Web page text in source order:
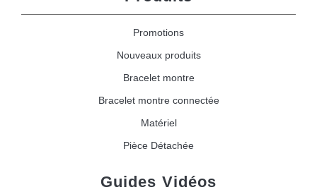
Promotions
Nouveaux produits
Bracelet montre
Bracelet montre connectée
Matériel
Pièce Détachée
Guides Vidéos